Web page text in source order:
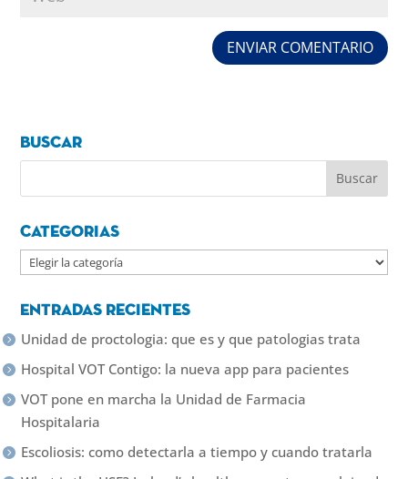
Buscar
Categorias
Categorias
Entradas recientes
Unidad de proctologia: que es y que patologias trata
Hospital VOT Contigo: la nueva app para pacientes
VOT pone en marcha la Unidad de Farmacia
Hospitalaria
Escoliosis: como detectarla a tiempo y cuando tratarla